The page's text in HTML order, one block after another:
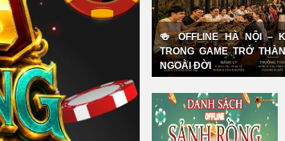
🍻 OFFLINE HÀ NỘI –
TRONG GAME TRỞ
NGOÀI ĐỜI